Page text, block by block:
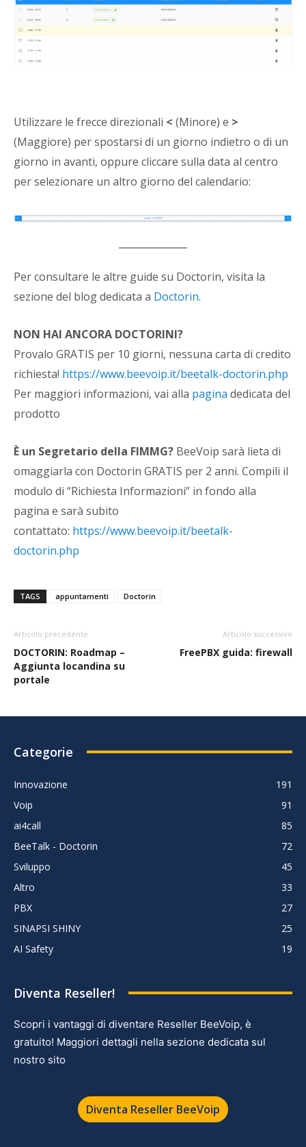
Utilizzare le frecce direzionali < (Minore) e >
(Maggiore) per spostarsi di un giorno indietro o di un
giorno in avanti, oppure cliccare sulla data al centro
per selezionare un altro giorno del calendario:
Per consultare le altre guide su Doctorin, visita la
sezione del blog dedicata a Doctorin.
NON HAI ANCORA DOCTORINl?
Provalo GRATIS per 10 giorni, nessuna carta di credito
richiesta! https://www.beevoip.it/beetalk-doctorin.php
Per maggiori informazioni, vai alla pagina dedicata del
prodotto
È un Segretario della FIMMG? BeeVoip sarà lieta di
omaggiarla con Doctorin GRATIS per 2 anni. Compili il
modulo di “Richiesta Informazioni” in fondo alla
pagina e sarà subito
contattato: https://www.beevoip.it/beetalk-
doctorin.php
TAGS appuntamenti Doctorin
Articolo precedente
DOCTORIN: Roadmap –
Aggiunta locandina su
portale
Articolo successivo
FreePBX guida: firewall
Categorie
Innovazione
191
Voip
91
ai4call
85
BeeTalk - Doctorin
72
Sviluppo
45
Altro
33
PBX
27
SINAPSI SHINY
25
AI Safety
19
Diventa Reseller!
Scopri i vantaggi di diventare Reseller BeeVoip, è
gratuito! Maggiori dettagli nella sezione dedicata sul
nostro sito
Diventa Reseller BeeVoip